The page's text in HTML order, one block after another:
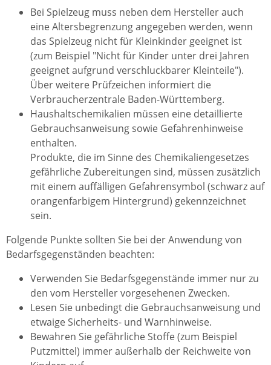
Bei Spielzeug muss neben dem Hersteller auch
eine Altersbegrenzung angegeben werden, wenn
das Spielzeug nicht für Kleinkinder geeignet ist
(zum Beispiel "Nicht für Kinder unter drei Jahren
geeignet aufgrund verschluckbarer Kleinteile").
Über weitere Prüfzeichen informiert die
Verbraucherzentrale Baden-Württemberg.
Haushaltschemikalien müssen eine detaillierte
Gebrauchsanweisung sowie Gefahrenhinweise
enthalten.
Produkte, die im Sinne des Chemikaliengesetzes
gefährliche Zubereitungen sind, müssen zusätzlich
mit einem auffälligen Gefahrensymbol (schwarz auf
orangenfarbigem Hintergrund) gekennzeichnet
sein.
Folgende Punkte sollten Sie bei der Anwendung von
Bedarfsgegenständen beachten:
Verwenden Sie Bedarfsgegenstände immer nur zu
den vom Hersteller vorgesehenen Zwecken.
Lesen Sie unbedingt die Gebrauchsanweisung und
etwaige Sicherheits- und Warnhinweise.
Bewahren Sie gefährliche Stoffe (zum Beispiel
Putzmittel) immer außerhalb der Reichweite von